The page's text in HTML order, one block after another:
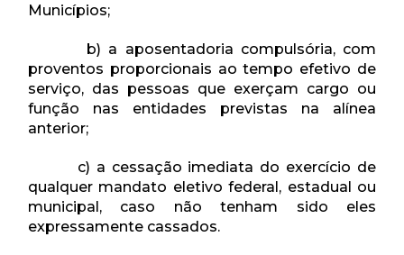
Municípios;
b) a aposentadoria compulsória, com
proventos proporcionais ao tempo efetivo de
serviço, das pessoas que exerçam cargo ou
função nas entidades previstas na alínea
anterior;
c) a cessação imediata do exercício de
qualquer mandato eletivo federal, estadual ou
municipal, caso não tenham sido eles
expressamente cassados.